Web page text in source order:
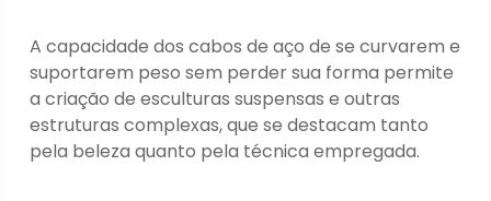
A capacidade dos cabos de aço de se curvarem e
suportarem peso sem perder sua forma permite
a criação de esculturas suspensas e outras
estruturas complexas, que se destacam tanto
pela beleza quanto pela técnica empregada.